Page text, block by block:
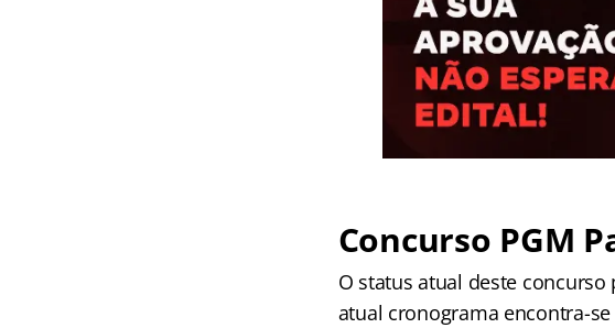
Concurso PGM
O status atual deste
atual cronograma encontra-